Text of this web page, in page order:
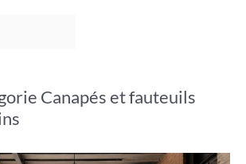
Canapés et fauteuils